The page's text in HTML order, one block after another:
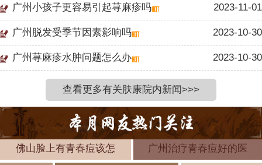
广州小孩子更容易引起荨麻疹吗 2023-11-01
广州脱发受季节因素影响吗 2023-10-30
广州荨麻疹水肿问题怎么办 2023-10-30
查看更多有关肤康院内新闻>>>
佛山脸上有青春痘该怎 广州治疗青春痘好的医